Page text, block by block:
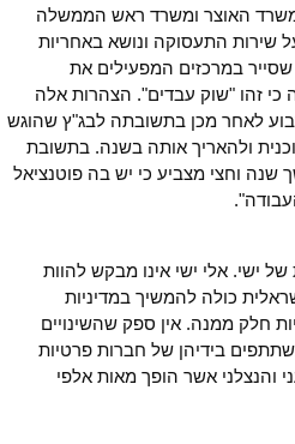
של משרד האוצר ומשרד ראש הממשלה
שירות התעסוקה ונושא באחריות
שסייר במרכזים המפעילים את
כי זהו "שוק עבדים". הצהרות אלה
לאחר מכן בתשובתה לבג"ץ שהוגש
ולהאריך אותה בשנה. בתשובת
שנה וחצי מצביע כי יש בה פוטנציאל
ישי. אלי ישי אינו מבקש להוות
כולה להמשיך במדיניות
חלק ממנה. אין ספק שהשינויים
בידיהן של חברות פרטיות
והנצלני אשר הופך מאות אלפי